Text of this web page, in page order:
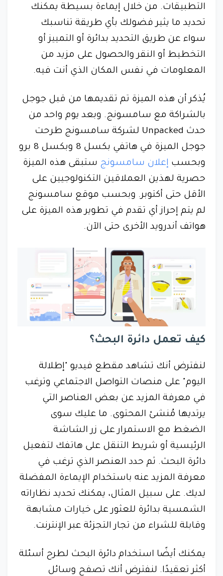
التطبيقات. من خلال إيماءة بسيطة يمكنك
تحديد ما يثير فضولك بأي طريقة تناسبك
سواء عن طريق التحديد بدائرة أو التمييز أو
التخطيط أو النقر والحصول على مزيد من
المعلومات في نفس المكان الذي أنت فيه.
يُذكر أن هذه الميزة تم تقديمها من قبل جوجل
بالشراكة مع سامسونج. وبعد يوم واحد من
حدث Unpacked لشركة سامسونج طرحت
جوجل الميزة في هاتفي بكسل 8 وبكسل 8 برو
وبحسب إعلان سامسونج ستبقى هذه الميزة
حصرية لهذين العملاقين التكنولوجيين على
الأقل حتى أكتوبر. وبحسب موقع سامسونج
لم يتم إحراز أي تقدم في تطوير هذه الميزة على
هواتف أندرويد الأخرى حتى الآن.
كيف تعمل دائرة البحث؟
لنفترض أنك تشاهد مقطع فيديو "إطلالة
اليوم" على منصات التواصل الاجتماعي وترغب
في معرفة المزيد عن بعض العناصر التي
يرتديها مُنشئ المحتوى. ما عليك سوى
الضغط مع الاستمرار على زر الشاشة
الرئيسية أو شريط التنقل على هاتفك لتفعيل
دائرة البحث. ثم حدد العنصر الذي ترغب في
معرفة المزيد عنه باستخدام الإيماءة المفضلة
لديك. على سبيل المثال، يمكنك تحديد نظاراته
الشمسية بدائرة للعثور على خيارات مشابهة
وقابلة للشراء من تجار التجزئة عبر الإنترنت.
يمكنك أيضًا استخدام دائرة البحث لطرح أسئلة
أكثر تعقيدًا. لنفترض أنك تصفح وسائل